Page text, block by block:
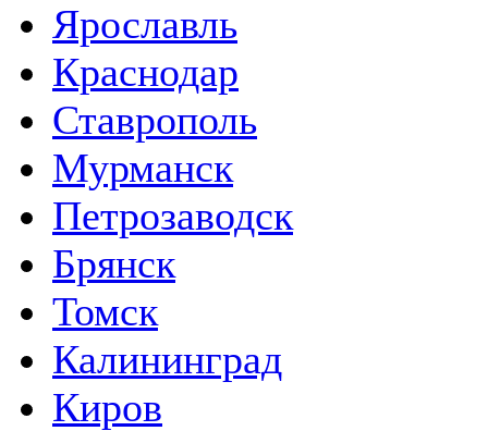
Ярославль
Краснодар
Ставрополь
Мурманск
Петрозаводск
Брянск
Томск
Калининград
Киров